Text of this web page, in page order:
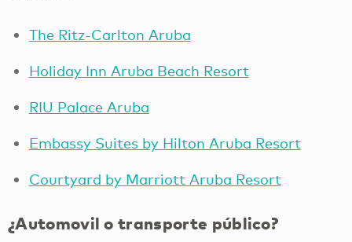
The Ritz-Carlton Aruba
Holiday Inn Aruba Beach Resort
RIU Palace Aruba
Embassy Suites by Hilton Aruba Resort
Courtyard by Marriott Aruba Resort
¿Automovil o transporte público?